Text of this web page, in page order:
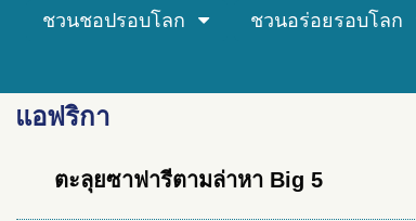
ชวนชอปรอบโลก ชวนอร่อยรอบโลก
แอฟริกา
ตะลุยซาฟารีตามล่าหา Big 5